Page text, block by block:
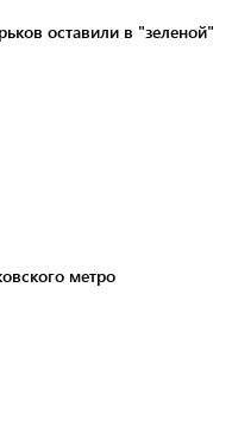
оставили в "зеленой"
метро